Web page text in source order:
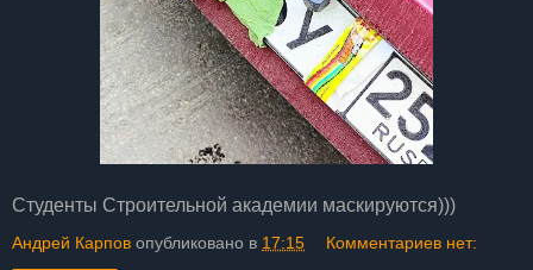
Студенты Строительной академии маскируются)))
Андрей Карпов опубликовано в 17:15 Комментариев нет: